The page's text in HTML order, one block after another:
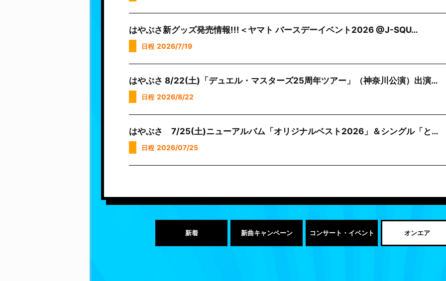
はやぶさ新グッズ発売情報!!!＜ヤマト バースデーイベント2026 @J-SQU…
日程 2026/7/19
はやぶさ 8/22(土)「デュエル・マスターズ25周年ツアー」（神奈川公演）出演…
日程 2026/8/22
はやぶさ 7/25(土)ニューアルバム「オリジナルベスト2026」＆シングル「と…
日程 2026/07/25
新着 新曲キャンペーン コンサート・イベント オンエア